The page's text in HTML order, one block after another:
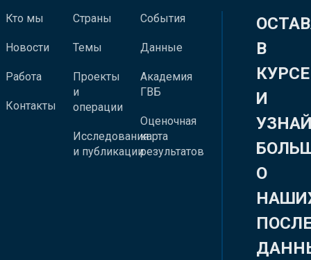
Кто мы
Новости
Работа
Контакты
Страны
Темы
Проекты
и
операции
Исследования
и публикации
События
Данные
Академия
ГВБ
Оценочная
карта
результатов
В
КУРСЕ
И
О